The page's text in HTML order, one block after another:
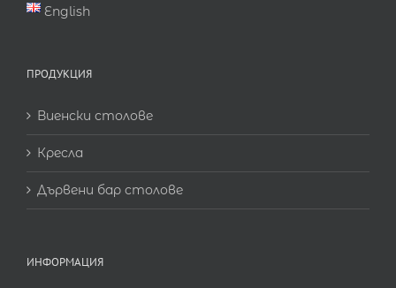
English
ПРОДУКЦИЯ
Виенски столове
Кресла
Дървени бар столове
ИНФОРМАЦИЯ